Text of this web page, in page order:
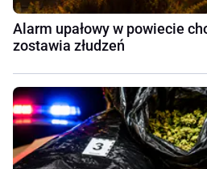
Alarm upałowy w powiecie
zostawia złudzeń